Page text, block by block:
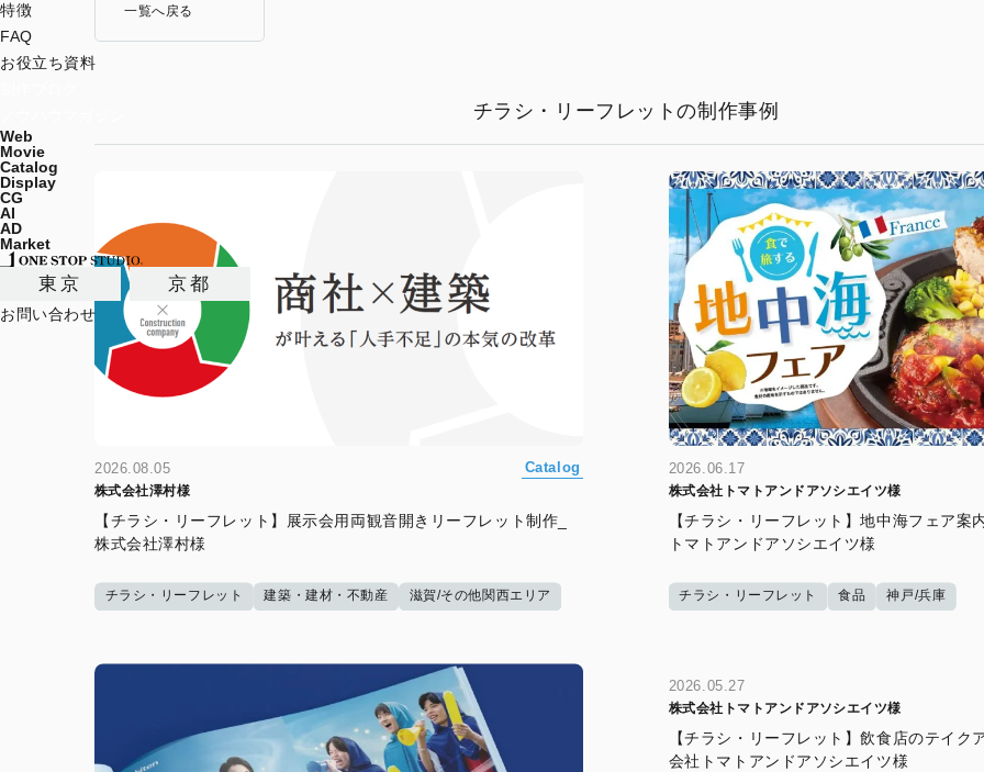
特徴
FAQ
お役立ち資料
Web
Movie
Catalog
Display
CG
AI
AD
Market
東京 京都
お問い合わせ
一覧へ戻る
チラシ・リーフレットの制作事例
2026.08.05 Catalog
株式会社澤村様
【チラシ・リーフレット】展示会用両観音開きリーフレット制作_
株式会社澤村様
チラシ・リーフレット 建築・建材・不動産 滋賀/その他関西エリア
2026.06.17
株式会社トマトアンドアソシエイツ様
【チラシ・リーフレット】地中海フェア案
トマトアンドアソシエイツ様
チラシ・リーフレット 食品 神戸/兵庫
2026.05.27
株式会社トマトアンドアソシエイツ様
【チラシ・リーフレット】飲食店のテイク
会社トマトアンドアソシエイツ様